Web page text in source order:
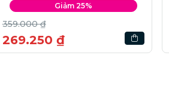
Giảm 25%
359.000 ₫
269.250 ₫